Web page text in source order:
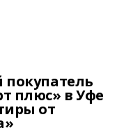
плюс» в Уфе
от